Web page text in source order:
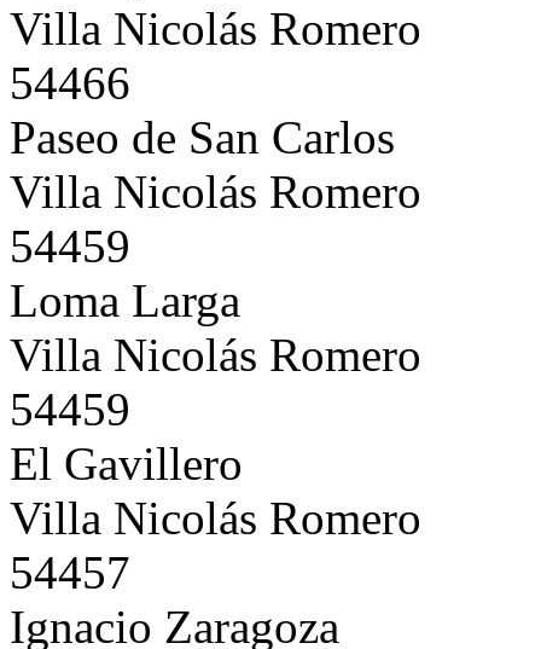
Villa Nicolás Romero
54466
Paseo de San Carlos
Villa Nicolás Romero
54459
Loma Larga
Villa Nicolás Romero
54459
El Gavillero
Villa Nicolás Romero
54457
Ignacio Zaragoza